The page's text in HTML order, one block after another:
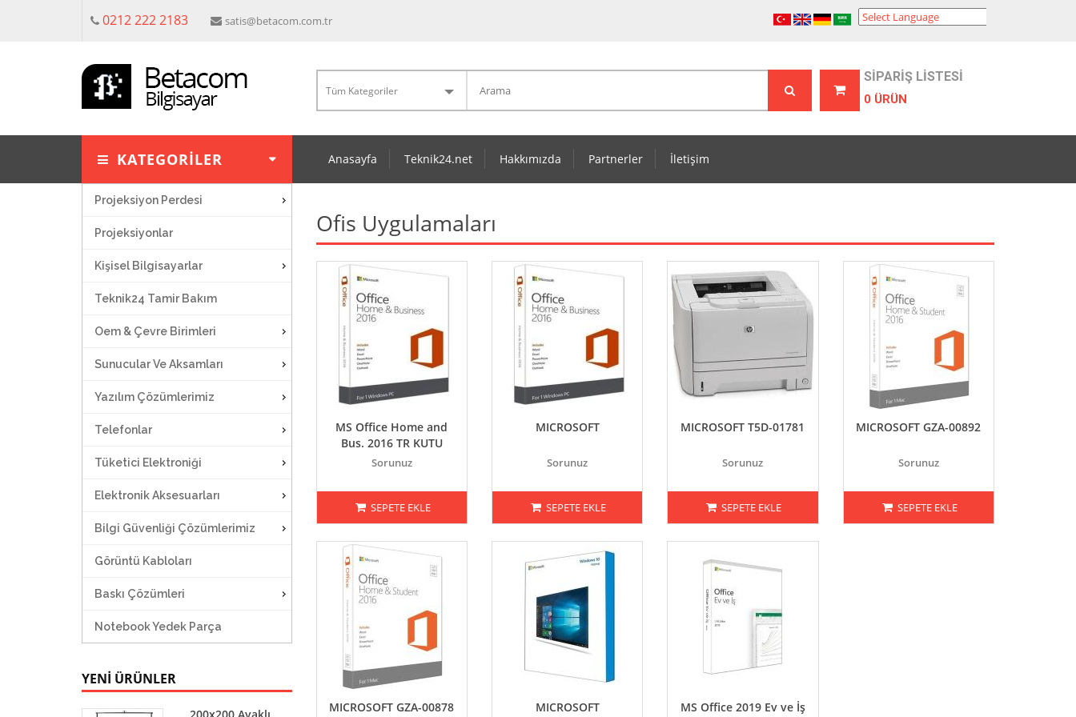
0212 222 2183
satis@betacom.com.tr
SİPARİŞ LİSTESİ
0 ÜRÜN
Anasayfa Teknik24.net Hakkımızda Partnerler İletişim
KATEGORİLER
Projeksiyon Perdesi
Projeksiyonlar
Kişisel Bilgisayarlar
Teknik24 Tamir Bakım
Oem & Çevre Birimleri
Sunucular Ve Aksamları
Yazılım Çözümlerimiz
Telefonlar
Tüketici Elektroniği
Elektronik Aksesuarları
Bilgi Güvenliği Çözümlerimiz
Görüntü Kabloları
Baskı Çözümleri
Notebook Yedek Parça
YENİ ÜRÜNLER
Ofis Uygulamaları
MS Office Home and
Bus. 2016 TR KUTU
Sorunuz
SEPETE EKLE
MICROSOFT
Sorunuz
SEPETE EKLE
MICROSOFT T5D-01781
Sorunuz
SEPETE EKLE
MICROSOFT GZA-00892
Sorunuz
SEPETE EKLE
MICROSOFT GZA-00878 MICROSOFT
MS Office 2019 Ev ve İş